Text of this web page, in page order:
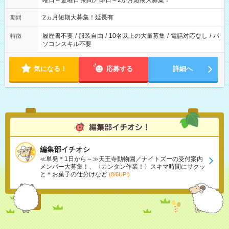
期間 2ヵ月短期大募集！延長有
特徴 履歴書不要 / 服装自由 / 10名以上の大量募集 / 電話対応なし / パ
ソコンスキル不要
気になる！ 応募する 詳細へ
編集部イチオシ
≪単発＊1日から～≫天王寺動物園／ナイトズーの受付案内
メンバー大募集！、〈カンタン作業！〉スキマ時間にサクッ
と＊お菓子の仕分けなど (8/6UP!)